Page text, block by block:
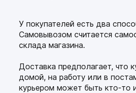
У покупателей есть два
Самовывозом считается
склада магазина.
Доставка предполагает, что
домой, на работу или в
курьером может быть кто-то